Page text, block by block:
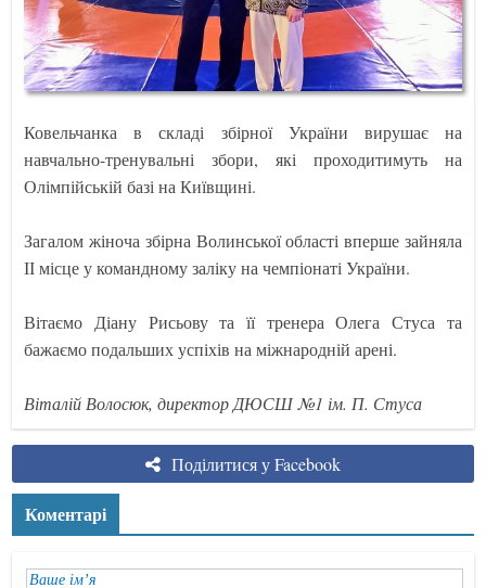
Ковельчанка в складі збірної України вирушає на
навчально-тренувальні збори, які проходитимуть на
Олімпійській базі на Київщині.
Загалом жіноча збірна Волинської області вперше зайняла
ІІ місце у командному заліку на чемпіонаті України.
Вітаємо Діану Рисьову та її тренера Олега Стуса та
бажаємо подальших успіхів на міжнародній арені.
Віталій Волосюк, директор ДЮСШ №1 ім. П. Стуса
Поділитися у Facebook
Коментарі